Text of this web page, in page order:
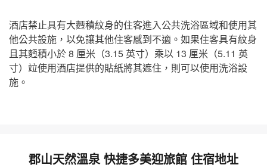
酒店禁止具有大麪積紋身的住客進入公共洗浴區域和使用其
他公共設施，以免讓其他住客感到不適。如果住客具有紋身
且其麪積小於 8 厘米（3.15 英寸）乘以 13 厘米（5.11 英
寸）竝使用酒店提供的貼紙將其遮住，則可以使用洗浴設
施。
郡山天然溫泉 快捷多美迎旅館 住宿地址